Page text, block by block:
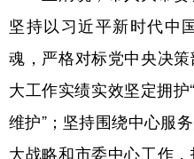
坚持以习近平新时代中
魂，严格对标党中央决
大工作实绩实效坚定拥护
维护”；坚持围绕中心服
大战略和市委中心工作